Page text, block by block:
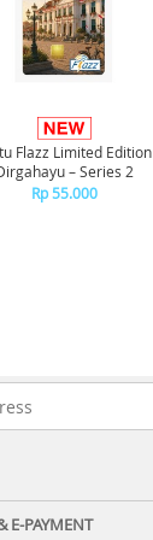
Flazz Limited Edition
– Series 2
Rp 55.000
E-PAYMENT